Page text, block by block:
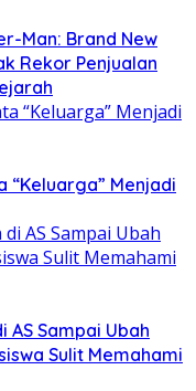
Man: Brand New
Rekor Penjualan
“Keluarga” Menjadi
AS Sampai Ubah
Sulit Memahami